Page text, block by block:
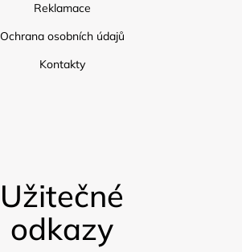
Reklamace
Ochrana osobních údajů
Kontakty
Užitečné
odkazy